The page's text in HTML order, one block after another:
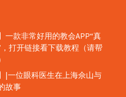
一款非常好用的教会APP“真
打开链接看下载教程（请帮
|一位眼科医生在上海佘山与
故事